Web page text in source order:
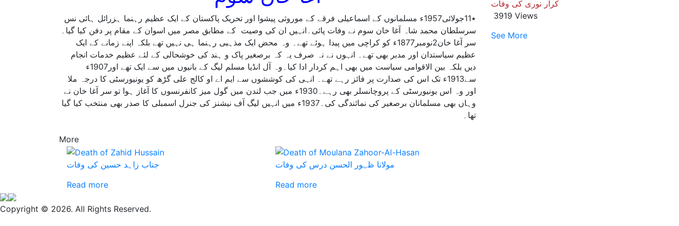
٭11جولائی1957ء مسلمانوں کے اسماعیلی فرقے کے موروثی پیشوا اور تحریک پاکستان کے ایک عظیم رہنما ہزرائل ہائی نس
سرسلطان محمد شاہ آغا خان سوم نے وفات پائی۔انہیں ان کی وصیت کے مطابق مصر میں اسوان کے مقام پر دفن کیا گیا۔
سر آغا خان2نومبر1877ء کو کراچی میں پیدا ہوئے تھے۔ وہ محض ایک مذہبی رہنما ہی نہیں تھے بلکہ اپنے زمانے کے ایک
عظیم سیاستدان اور مدبر بھی تھے۔ انہوں نے نہ صرف یہ کہ برصغیر پاک و ہند کی خوشحالی کے لئے عظیم خدمات انجام
دیں بلکہ بین الاقوامی سیاست میں بھی اہم کردار ادا کیا۔وہ آل انڈیا مسلم لیگ کے بانیوں میں سے ایک تھے اور1907ء
سے1913ء تک اس کی صدارت پر فائز رہے تھے۔ انہی کی کوششوں سے ایم اے او کالج علی گڑھ کو یونیورسٹی کا درجہ ملا
اور وہ اس یونیورسٹی کے پروچانسلر بھی رہے۔1930ء میں جب لندن میں گول میز کانفرنسوں کا آغاز ہوا تو سر آغا خان نے
وہاں بھی مسلمانان برصغیر کی نمائندگی کی۔1937ء میں انہیں لیگ آف نیشنز کی جنرل اسمبلی کا صدر بھی منتخب کیا گیا
تھا۔
More
جناب زاہد حسین کی وفات
Read more
مولانا ظہور الحسن درس کی وفات
Read more
کرار نوری کی وفات
3919 Views
See More
Copyright © 2026. All Rights Reserved.